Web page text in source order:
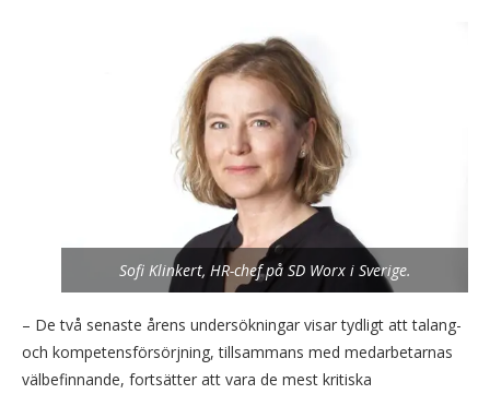
Sofi Klinkert, HR-chef på SD Worx i Sverige.
– De två senaste årens undersökningar visar tydligt att talang-
och kompetensförsörjning, tillsammans med medarbetarnas
välbefinnande, fortsätter att vara de mest kritiska